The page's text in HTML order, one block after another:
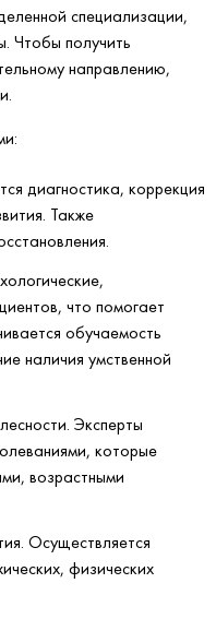
специализации,
Чтобы получить
направлению,
диагностика, коррекция
Также
что помогает
обучаемость
наличия умственной
Эксперты
которые
возрастными
Осуществляется
физических